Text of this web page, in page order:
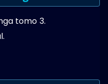
tomo 3.